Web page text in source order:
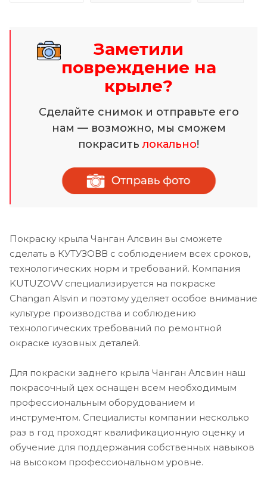
Заметили
повреждение на
крыле?
Сделайте снимок и отправьте его
нам — возможно, мы сможем
покраситьлокально!
Покраску крыла Чанган Алсвин вы сможете
сделать в КУТУЗОВВ с соблюдением всех сроков,
технологических норм и требований. Компания
KUTUZOVV специализируется на покраске
Changan Alsvin и поэтому уделяет особое внимание
культуре производства и соблюдению
технологических требований по ремонтной
окраске кузовных деталей.
Для покраски заднего крыла Чанган Алсвин наш
покрасочный цех оснащен всем необходимым
профессиональным оборудованием и
инструментом. Специалисты компании несколько
раз в год проходят квалификационную оценку и
обучение для поддержания собственных навыков
на высоком профессиональном уровне.